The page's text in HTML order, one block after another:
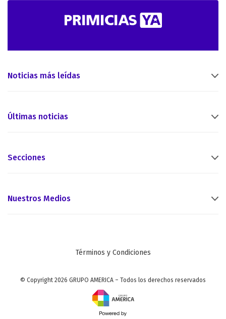
Noticias más leídas
Últimas noticias
Secciones
Nuestros Medios
Términos y Condiciones
© Copyright 2026 GRUPO AMERICA – Todos los derechos reservados